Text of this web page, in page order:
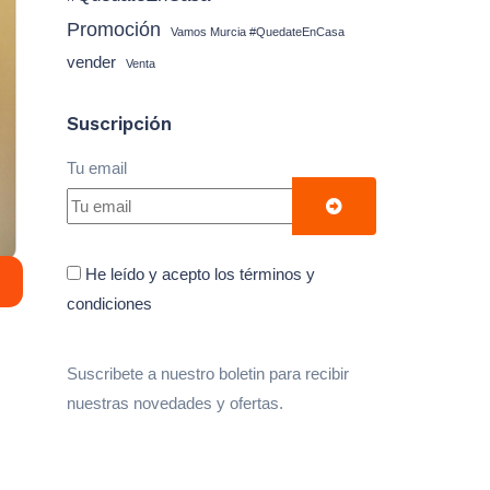
Promoción Vamos Murcia #QuedateEnCasa
vender Venta
Suscripción
Tu email
He leído y acepto los términos y
condiciones
Suscribete a nuestro boletin para recibir
nuestras novedades y ofertas.